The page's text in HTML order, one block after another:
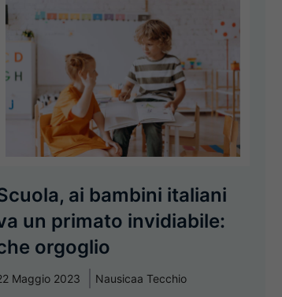
ai bambini italiani
un primato invidiabile:
orgoglio
Maggio 2023 Nausicaa Tecchio